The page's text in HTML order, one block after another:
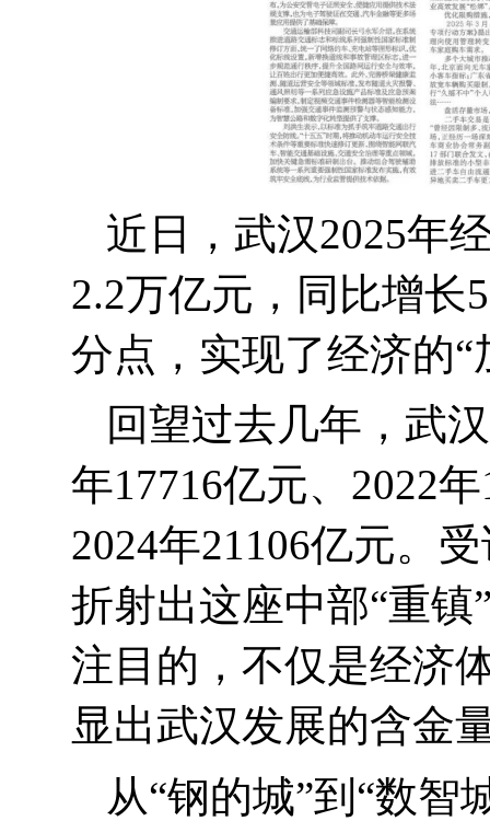
近日，武汉2025年
2.2万亿元，同比增长
分点，实现了经济的“
回望过去几年，武
年17716亿元、 2022年
2024年21106亿元。
折射出这座中部“重
注目的，不仅是经济
显出武汉发展的含金
从“钢的城”到“数智